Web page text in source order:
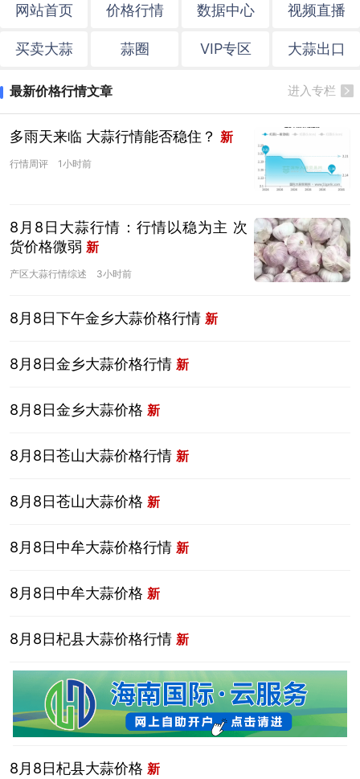
网站首页 价格行情 数据中心 视频直播
买卖大蒜 蒜圈 VIP专区 大蒜出口
进入专栏
最新价格行情文章
多雨天来临 大蒜行情能否稳住？ 新
行情周评 1小时前
8月8日大蒜行情：行情以稳为主 次
货价格微弱 新
产区大蒜行情综述 3小时前
8月8日下午金乡大蒜价格行情 新
8月8日金乡大蒜价格行情 新
8月8日金乡大蒜价格 新
8月8日苍山大蒜价格行情 新
8月8日苍山大蒜价格 新
8月8日中牟大蒜价格行情 新
8月8日中牟大蒜价格 新
8月8日杞县大蒜价格行情 新
8月8日杞县大蒜价格 新